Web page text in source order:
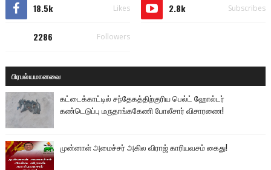
18.5k Likes 2.8k Subscribes
2286 Followers
பிரபல்யமானவை
கட்டைக்காட்டில் சந்தேகத்திற்குரிய பெல்ட் ஹோல்டர்
கண்டெடுப்பு மருதாங்ககேணி போலீசார் விசாரணை!
முன்னாள் அமைச்சர் அகில விராஜ் காரியவசம் கைது!